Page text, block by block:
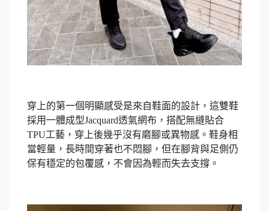
穿上的第一個明顯感受是來自鞋面的設計，這雙鞋
採用一體成型Jacquard透氣網布，搭配無縫貼合
TPU工藝，穿上後幾乎沒有磨腳或異物感。鞋身相
當輕量，長時間穿著也不悶腳，但在腳背與足側仍
保有穩定的包覆感，不會因為輕而失去支撐。